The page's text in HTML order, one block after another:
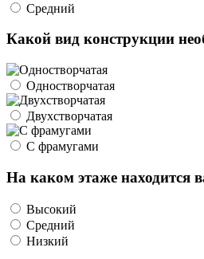
Средний
Какой вид конструкции
Одностворчатая
Двухстворчатая
С фрамугами
На каком этаже находится
Высокий
Средний
Низкий